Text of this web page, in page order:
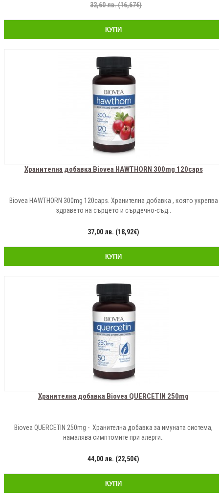
32,60 лв. (16,67€)
КУПИ
Хранителна добавка Biovea HAWTHORN 300mg 120caps
Biovea HAWTHORN 300mg 120caps. Хранителна добавка , която укрепва
здравето на сърцето и сърдечно-съд..
37,00 лв. (18,92€)
КУПИ
Хранителна добавка Biovea QUERCETIN 250mg
Biovea QUERCETIN 250mg - Хранителна добавка за имуната система,
намалява симптомите при алерги..
44,00 лв. (22,50€)
КУПИ